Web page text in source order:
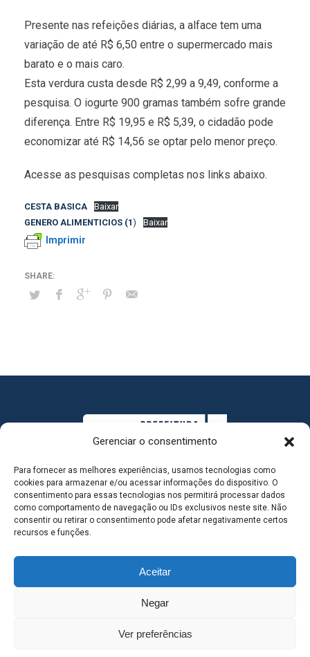
Gerenciar o consentimento
Para fornecer as melhores experiências, usamos tecnologias como
cookies para armazenar e/ou acessar informações do dispositivo. O
consentimento para essas tecnologias nos permitirá processar dados
como comportamento de navegação ou IDs exclusivos neste site. Não
consentir ou retirar o consentimento pode afetar negativamente certos
recursos e funções.
Aceitar
Negar
Ver preferências
Presente nas refeições diárias, a alface tem uma
variação de até R$ 6,50 entre o supermercado mais
barato e o mais caro.
Esta verdura custa desde R$ 2,99 a 9,49, conforme a
pesquisa. O iogurte 900 gramas também sofre grande
diferença. Entre R$ 19,95 e R$ 5,39, o cidadão pode
economizar até R$ 14,56 se optar pelo menor preço.
Acesse as pesquisas completas nos links abaixo.
CESTA BASICA
Baixar
GENERO ALIMENTICIOS (1) Baixar
Imprimir
MAPA DO SITE
SEDE DO ADMINISTRATIVO MUNICIPAL - Avenida